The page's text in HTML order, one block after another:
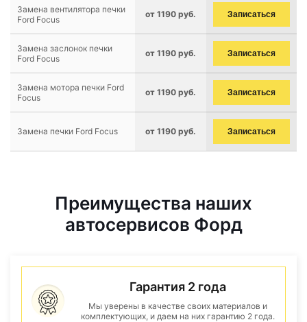
Замена вентилятора печки
Ford Focus
от 1190 руб. Записаться
Замена заслонок печки
Ford Focus
от 1190 руб. Записаться
Замена мотора печки Ford
Focus
от 1190 руб. Записаться
Замена печки Ford Focus от 1190 руб. Записаться
Преимущества наших
автосервисов Форд
Гарантия 2 года
Мы уверены в качестве своих материалов и
комплектующих, и даем на них гарантию 2 года.